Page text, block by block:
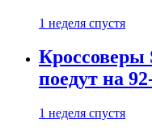
1 неделя спустя
Кроссоверы
поедут на
1 неделя спустя